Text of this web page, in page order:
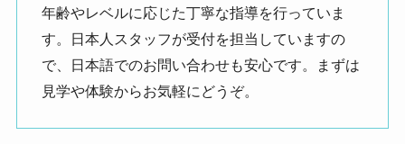
年齢やレベルに応じた丁寧な指導を行っていま
す。日本人スタッフが受付を担当していますの
で、日本語でのお問い合わせも安心です。まずは
見学や体験からお気軽にどうぞ。